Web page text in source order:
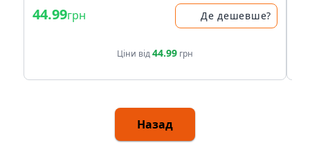
44.99грн Де дешевше?
Ціни від44.99 грн
Назад